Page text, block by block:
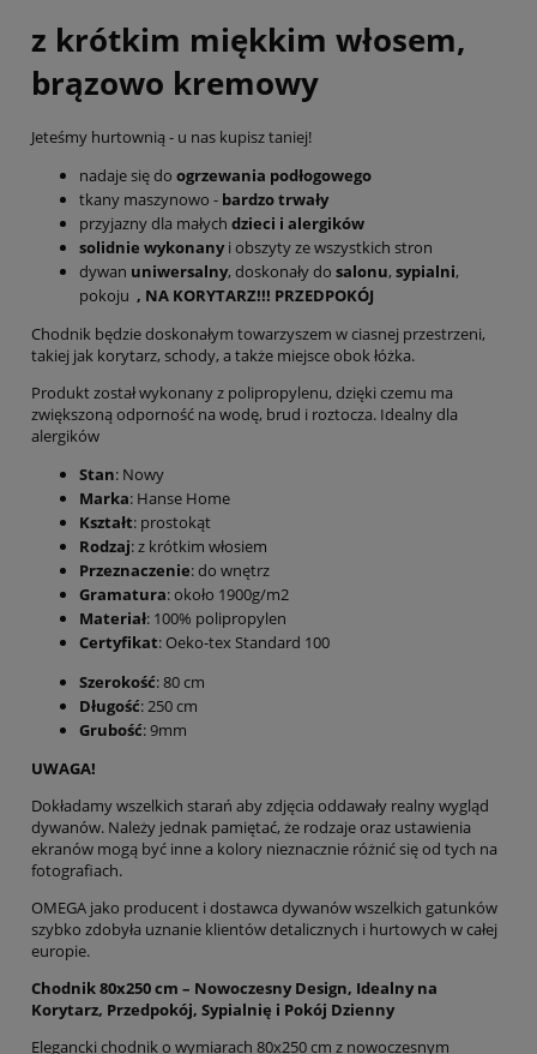
z krótkim miękkim włosem,
brązowo kremowy
Jeteśmy hurtownią - u nas kupisz taniej!
nadaje się do ogrzewania podłogowego
tkany maszynowo - bardzo trwały
przyjazny dla małych dzieci i alergików
solidnie wykonanyi obszyty ze wszystkich stron
dywan uniwersalny, doskonały do salonu, sypialni,
pokoju , NA KORYTARZ!!! PRZEDPOKÓJ
Chodnik będzie doskonałym towarzyszem w ciasnej przestrzeni,
takiej jak korytarz, schody, a także miejsce obok łóżka.
Produkt został wykonany z polipropylenu, dzięki czemu ma
zwiększoną odporność na wodę, brud i roztocza. Idealny dla
alergików
Stan: Nowy
Marka: Hanse Home
Kształt: prostokąt
Rodzaj: z krótkim włosiem
Przeznaczenie: do wnętrz
Gramatura: około 1900g/m2
Materiał: 100% polipropylen
Certyfikat: Oeko-tex Standard 100
Szerokość: 80 cm
Długość: 250 cm
Grubość: 9mm
UWAGA!
Dokładamy wszelkich starań aby zdjęcia oddawały realny wygląd
dywanów. Należy jednak pamiętać, że rodzaje oraz ustawienia
ekranów mogą być inne a kolory nieznacznie różnić się od tych na
fotografiach.
OMEGA jako producent i dostawca dywanów wszelkich gatunków
szybko zdobyła uznanie klientów detalicznych i hurtowych w całej
europie.
Chodnik 80x250 cm – Nowoczesny Design, Idealny na
Korytarz, Przedpokój, Sypialnię i Pokój Dzienny
Elegancki chodnik o wymiarach 80x250 cm z nowoczesnym